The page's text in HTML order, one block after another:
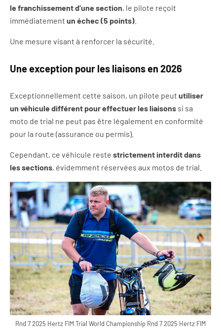
le franchissement d’une section, le pilote reçoit
immédiatement un échec (5 points)
Une mesure visant à renforcer la sécurité.
Une exception pour les liaisons en 2026
Exceptionnellement cette saison, un pilote peut utiliser
un véhicule différent pour effectuer les liaisons si sa
moto de trial ne peut pas être légalement en conformité
pour la route (assurance ou permis).
Cependant, ce véhicule reste strictement interdit dans
les sections, évidemment réservées aux motos de trial.
Rnd 7 2025 Hertz FIM Trial World Championship Rnd 7 2025 Hertz FIM